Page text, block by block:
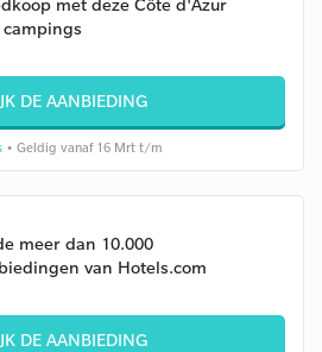
DE AANBIEDING
• Geldig vanaf 16 Mrt t/m
meer dan 10.000
van Hotels.com
DE AANBIEDING